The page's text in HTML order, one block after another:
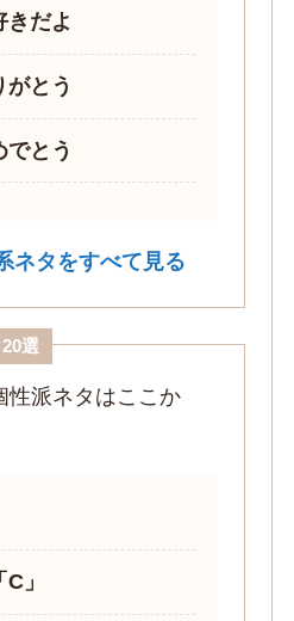
きだよ
がとう
でとう
ネタをすべて見る
選
性派ネタはここか
」